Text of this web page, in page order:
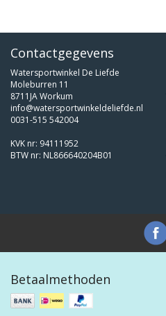
Contactgegevens
Watersportwinkel De Liefde
Moleburren 11
8711JA Workum
info@watersportwinkeldeliefde.nl
0031-515 542004
KVK nr: 94111952
BTW nr: NL866640204B01
Betaalmethoden